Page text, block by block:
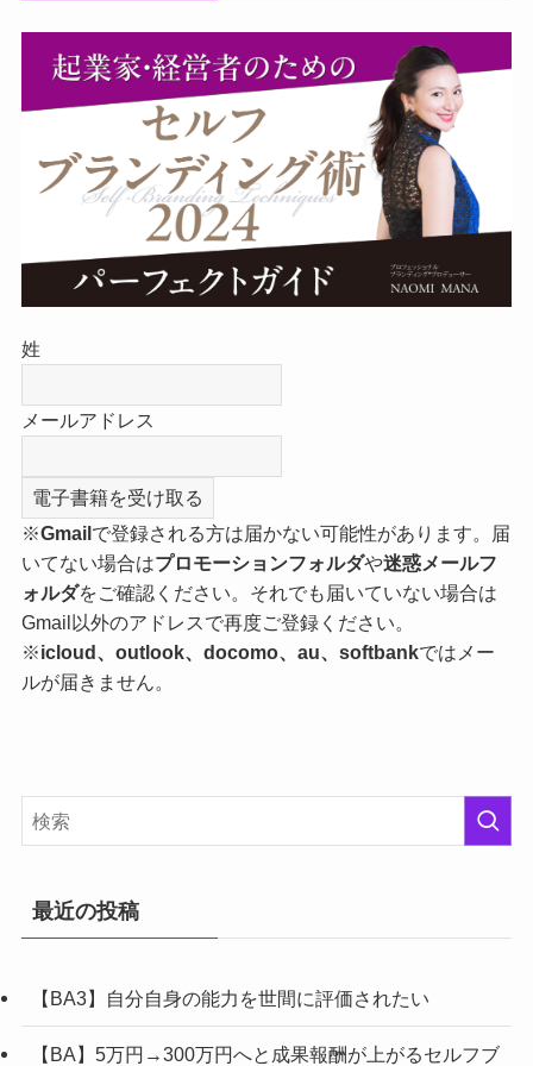
姓
メールアドレス
※Gmail で登録される方は届かない可能性があります。届
いてない場合はプロモーションフォルダや迷惑メールフ
ォルダをご確認ください。それでも届いていない場合は
Gmail以外のアドレスで再度ご登録ください。
※icloud、outlook、docomo、au、softbankではメー
ルが届きません。
最近の投稿
【BA3】自分自身の能力を世間に評価されたい
【BA】5万円→300万円へと成果報酬が上がるセルフブ